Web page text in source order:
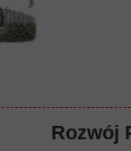
Rozwój